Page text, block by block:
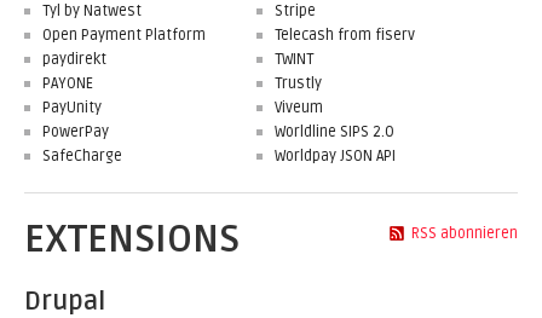
Tyl by Natwest
Open Payment Platform
paydirekt
PAYONE
PayUnity
PowerPay
SafeCharge
Stripe
Telecash from fiserv
TWINT
Trustly
Viveum
Worldline SIPS 2.0
Worldpay JSON API
RSS abonnieren
EXTENSIONS
Drupal